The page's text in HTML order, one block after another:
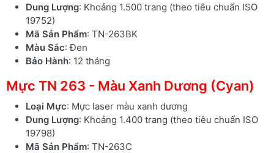
Dung Lượng: Khoảng 1.500 trang (theo tiêu chuẩn ISO
19752)
Mã Sản Phẩm: TN-263BK
Màu Sắc: Đen
Bảo Hành: 12 tháng
Mực TN 263 - Màu Xanh Dương (Cyan)
Loại Mực: Mực laser màu xanh dương
Dung Lượng: Khoảng 1.400 trang (theo tiêu chuẩn ISO
19798)
Mã Sản Phẩm: TN-263C